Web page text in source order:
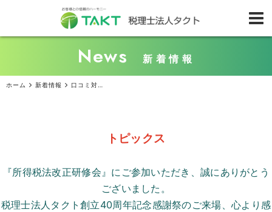
News 新着情報
ホーム 新着情報 口コミ対策どう変わる？ 新しい『プロバイダ責任制限法』を解説！
トピックス
『所得税法改正研修会』にご参加いただき、誠にありがとう
ございました。
税理士法人タクト創立40周年記念感謝祭のご来場、心より感